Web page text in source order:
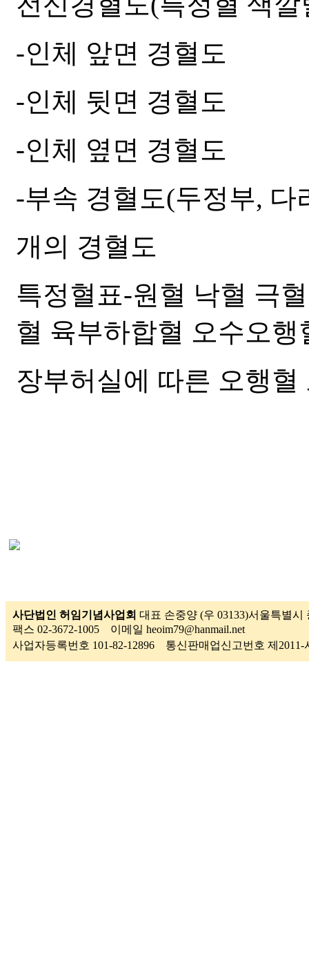
-인체 앞면 경혈도
-인체 뒷면 경혈도
-인체 옆면 경혈도
-부속 경혈도(두정부, 다
개의 경혈도
특정혈표-원혈 낙혈 극
혈 육부하합혈 오수오행
장부허실에 따른 오행혈
사단법인 허임기념사업회 대표 손중양 (우 03133)서울특별
팩스 02-3672-1005 이메일 heoim79@hanmail.net
사업자등록번호 101-82-12896 통신판매업신고번호 제